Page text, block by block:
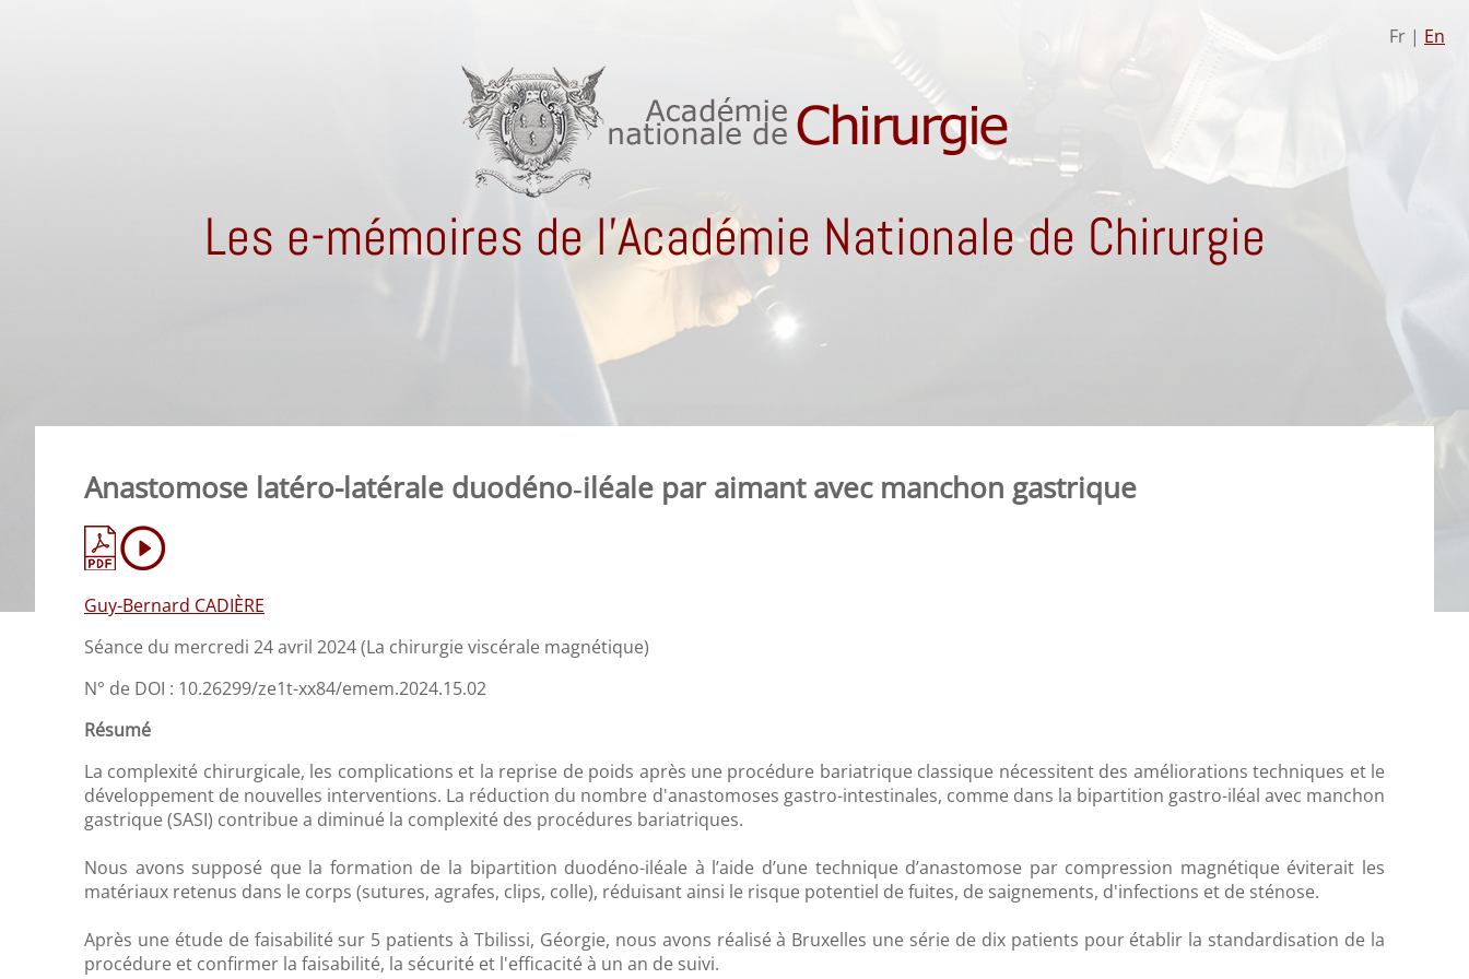
Fr | En
Les e-mémoires de l'Académie Nationale de Chirurgie
Anastomose latéro-latérale duodéno‐iléale par aimant avec manchon gastrique
Guy-Bernard CADIÈRE
Séance du mercredi 24 avril 2024 (La chirurgie viscérale magnétique)
N° de DOI : 10.26299/ze1t-xx84/emem.2024.15.02
Résumé
La complexité chirurgicale, les complications et la reprise de poids après une procédure bariatrique classique nécessitent des améliorations techniques et le
développement de nouvelles interventions. La réduction du nombre d'anastomoses gastro-intestinales, comme dans la bipartition gastro-iléal avec manchon
gastrique (SASI) contribue a diminué la complexité des procédures bariatriques.
Nous avons supposé que la formation de la bipartition duodéno-iléale à l’aide d’une technique d’anastomose par compression magnétique éviterait les
matériaux retenus dans le corps (sutures, agrafes, clips, colle), réduisant ainsi le risque potentiel de fuites, de saignements, d'infections et de sténose.
Après une étude de faisabilité sur 5 patients à Tbilissi, Géorgie, nous avons réalisé à Bruxelles une série de dix patients pour établir la standardisation de la
procédure et confirmer la faisabilité, la sécurité et l'efficacité à un an de suivi.